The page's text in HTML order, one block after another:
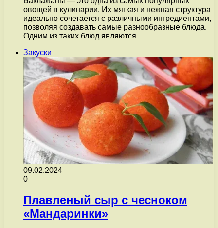
овощей в кулинарии. Их мягкая и нежная структура
идеально сочетается с различными ингредиентами,
позволяя создавать самые разнообразные блюда.
Одним из таких блюд являются…
Закуски
09.02.2024
0
Плавленый сыр с чесноком
«Мандаринки»